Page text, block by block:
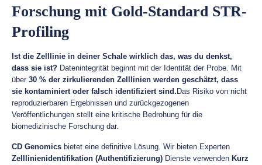
Forschung mit Gold-Standard STR-
Profiling
Ist die Zelllinie in deiner Schale wirklich das, was du denkst,
dass sie ist? Datenintegrität beginnt mit der Identität der Probe. Mit
über 30 % der zirkulierenden Zelllinien werden geschätzt, dass
sie kontaminiert oder falsch identifiziert sind. Das Risiko von nicht
reproduzierbaren Ergebnissen und zurückgezogenen
Veröffentlichungen stellt eine kritische Bedrohung für die
biomedizinische Forschung dar.
CD Genomics bietet eine definitive Lösung. Wir bieten Experten
Zelllinienidentifikation (Authentifizierung) Dienste verwenden Kurz